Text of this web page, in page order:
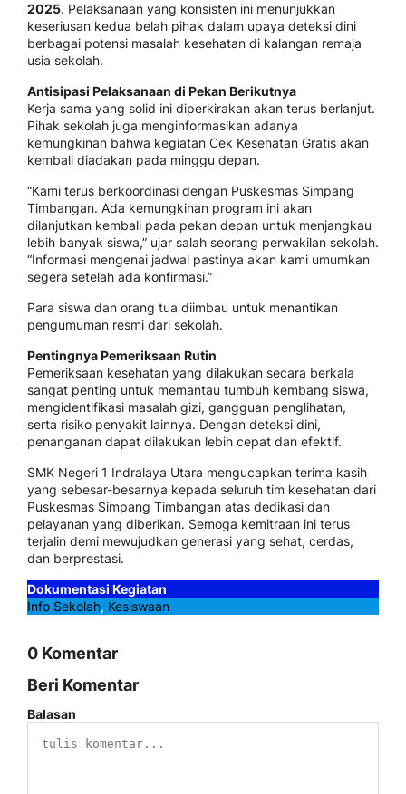
2025. Pelaksanaan yang konsisten ini menunjukkan
keseriusan kedua belah pihak dalam upaya deteksi dini
berbagai potensi masalah kesehatan di kalangan remaja
usia sekolah.
Antisipasi Pelaksanaan di Pekan Berikutnya
Kerja sama yang solid ini diperkirakan akan terus berlanjut.
Pihak sekolah juga menginformasikan adanya
kemungkinan bahwa kegiatan Cek Kesehatan Gratis akan
kembali diadakan pada minggu depan.
“Kami terus berkoordinasi dengan Puskesmas Simpang
Timbangan. Ada kemungkinan program ini akan
dilanjutkan kembali pada pekan depan untuk menjangkau
lebih banyak siswa,” ujar salah seorang perwakilan sekolah.
“Informasi mengenai jadwal pastinya akan kami umumkan
segera setelah ada konfirmasi.”
Para siswa dan orang tua diimbau untuk menantikan
pengumuman resmi dari sekolah.
Pentingnya Pemeriksaan Rutin
Pemeriksaan kesehatan yang dilakukan secara berkala
sangat penting untuk memantau tumbuh kembang siswa,
mengidentifikasi masalah gizi, gangguan penglihatan,
serta risiko penyakit lainnya. Dengan deteksi dini,
penanganan dapat dilakukan lebih cepat dan efektif.
SMK Negeri 1 Indralaya Utara mengucapkan terima kasih
yang sebesar-besarnya kepada seluruh tim kesehatan dari
Puskesmas Simpang Timbangan atas dedikasi dan
pelayanan yang diberikan. Semoga kemitraan ini terus
terjalin demi mewujudkan generasi yang sehat, cerdas,
dan berprestasi.
Dokumentasi Kegiatan
Info Sekolah, Kesiswaan
0 Komentar
Beri Komentar
Balasan